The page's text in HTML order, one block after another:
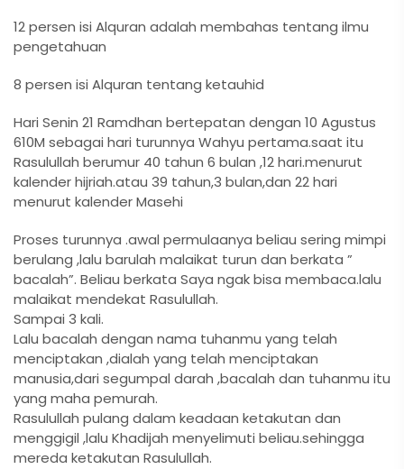
12 persen isi Alquran adalah membahas tentang ilmu
pengetahuan
8 persen isi Alquran tentang ketauhid
Hari Senin 21 Ramdhan bertepatan dengan 10 Agustus
610M sebagai hari turunnya Wahyu pertama.saat itu
Rasulullah berumur 40 tahun 6 bulan ,12 hari.menurut
kalender hijriah.atau 39 tahun,3 bulan,dan 22 hari
menurut kalender Masehi
Proses turunnya .awal permulaanya beliau sering mimpi
berulang ,lalu barulah malaikat turun dan berkata ”
bacalah”. Beliau berkata Saya ngak bisa membaca.lalu
malaikat mendekat Rasulullah.
Sampai 3 kali.
Lalu bacalah dengan nama tuhanmu yang telah
menciptakan ,dialah yang telah menciptakan
manusia,dari segumpal darah ,bacalah dan tuhanmu itu
yang maha pemurah.
Rasulullah pulang dalam keadaan ketakutan dan
menggigil ,lalu Khadijah menyelimuti beliau.sehingga
mereda ketakutan Rasulullah.